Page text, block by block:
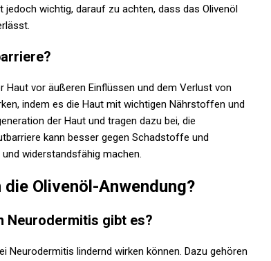
wichtig, darauf zu achten, dass das Olivenöl
vor äußeren Einflüssen und dem Verlust von
indem es die Haut mit wichtigen Nährstoffen und
der Haut und tragen dazu bei, die
kann besser gegen Schadstoffe und
widerstandsfähig machen.
Olivenöl-Anwendung?
Neurodermitis gibt es?
Neurodermitis lindernd wirken können. Dazu gehören